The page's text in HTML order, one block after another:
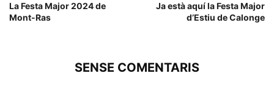
La Festa Major 2024 de
Mont-Ras
Ja està aquí la Festa Major
d’Estiu de Calonge
SENSE COMENTARIS